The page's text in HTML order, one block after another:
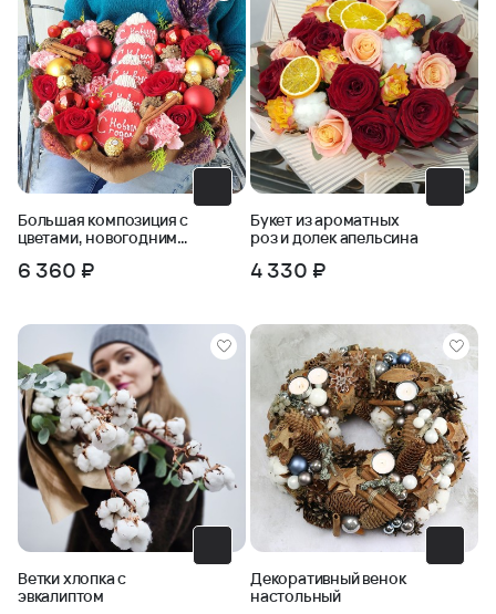
Большая композиция с
цветами, новогодним
печеньем
6 360 ₽
Букет из ароматных
роз и долек апельсина
4 330 ₽
Ветки хлопка с
эвкалиптом
Декоративный венок
настольный